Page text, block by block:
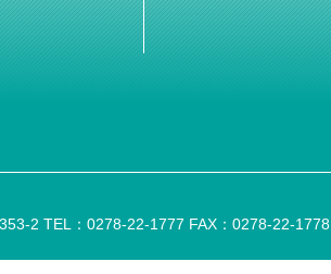
2 TEL：0278-22-1777 FAX：0278-22-1778